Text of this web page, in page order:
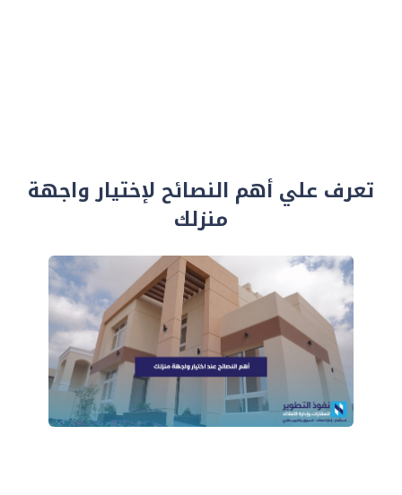
تعرف علي أهم النصائح لإختيار واجهة
منزلك